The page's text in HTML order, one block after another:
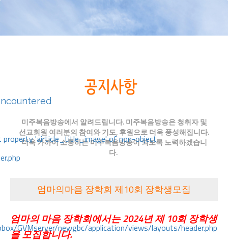
property 'airticle_title_image' of non-object
GVMserver/newgbc/application/views/layouts/header.php
미주복음방송에서 알려드립니다. 미주복음방송은 청취자 및
선교회원 여러분의 참여와 기도, 후원으로 더욱 풍성해집니다.
더욱 가까이 소통하는 미주복음방송이 되도록 노력하겠습니
다.
엄마의마음 장학회 제10회 장학생모집
엄마의 마음 장학회에서는2024년제10회 장학생
을모집합니다.